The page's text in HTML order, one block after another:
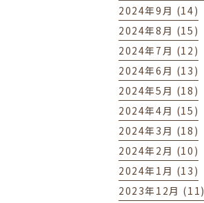
2024年9月 (14)
2024年8月 (15)
2024年7月 (12)
2024年6月 (13)
2024年5月 (18)
2024年4月 (15)
2024年3月 (18)
2024年2月 (10)
2024年1月 (13)
2023年12月 (11)